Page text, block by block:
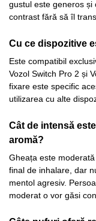
gustul este generos și
contrast fără să îl
Cu ce dispozitive
Este compatibil
Vozol Switch Pro 2 și
fixare este specific
utilizarea cu alte
Cât de intensă
aromă?
Gheața este
final de inhalare, dar
mentol agresiv.
moderat o vor găsi